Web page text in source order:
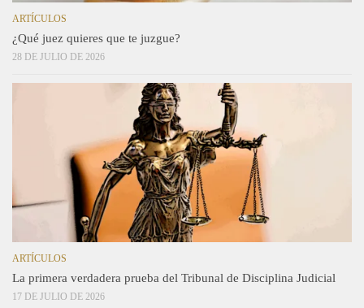
ARTÍCULOS
¿Qué juez quieres que te juzgue?
28 DE JULIO DE 2026
ARTÍCULOS
La primera verdadera prueba del Tribunal de Disciplina Judicial
17 DE JULIO DE 2026